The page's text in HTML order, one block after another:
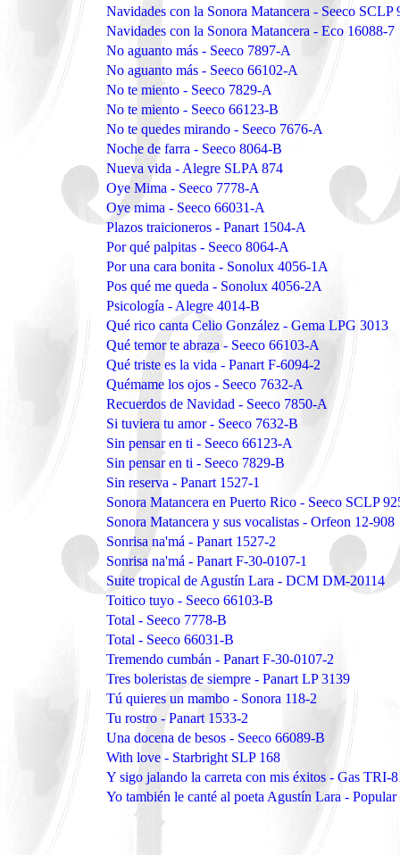
Navidades con la Sonora Matancera - Seeco SCLP
Navidades con la Sonora Matancera - Eco 16088-7
No aguanto más - Seeco 7897-A
No aguanto más - Seeco 66102-A
No te miento - Seeco 7829-A
No te miento - Seeco 66123-B
No te quedes mirando - Seeco 7676-A
Noche de farra - Seeco 8064-B
Nueva vida - Alegre SLPA 874
Oye Mima - Seeco 7778-A
Oye mima - Seeco 66031-A
Plazos traicioneros - Panart 1504-A
Por qué palpitas - Seeco 8064-A
Por una cara bonita - Sonolux 4056-1A
Pos qué me queda - Sonolux 4056-2A
Psicología - Alegre 4014-B
Qué rico canta Celio González - Gema LPG 3013
Qué temor te abraza - Seeco 66103-A
Qué triste es la vida - Panart F-6094-2
Quémame los ojos - Seeco 7632-A
Recuerdos de Navidad - Seeco 7850-A
Si tuviera tu amor - Seeco 7632-B
Sin pensar en ti - Seeco 66123-A
Sin pensar en ti - Seeco 7829-B
Sin reserva - Panart 1527-1
Sonora Matancera en Puerto Rico - Seeco SCLP
Sonora Matancera y sus vocalistas - Orfeon 12-908
Sonrisa na'má - Panart 1527-2
Sonrisa na'má - Panart F-30-0107-1
Suite tropical de Agustín Lara - DCM DM-20114
Toitico tuyo - Seeco 66103-B
Total - Seeco 7778-B
Total - Seeco 66031-B
Tremendo cumbán - Panart F-30-0107-2
Tres boleristas de siempre - Panart LP 3139
Tú quieres un mambo - Sonora 118-2
Tu rostro - Panart 1533-2
Una docena de besos - Seeco 66089-B
With love - Starbright SLP 168
Y sigo jalando la carreta con mis éxitos - Gas TRI-
Yo también le canté al poeta Agustín Lara - Popular